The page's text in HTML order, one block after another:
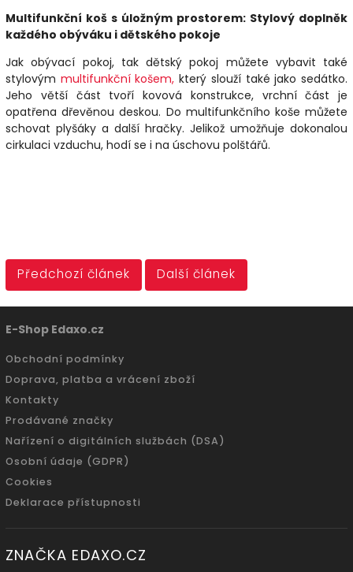
Multifunkční koš s úložným prostorem: Stylový doplněk
každého obýváku i dětského pokoje
Jak obývací pokoj, tak dětský pokoj můžete vybavit také
stylovým multifunkční košem, který slouží také jako sedátko.
Jeho větší část tvoří kovová konstrukce, vrchní část je
opatřena dřevěnou deskou. Do multifunkčního koše můžete
schovat plyšáky a další hračky. Jelikož umožňuje dokonalou
cirkulaci vzduchu, hodí se i na úschovu polštářů.
Předchozí článek Další článek
E-Shop Edaxo.cz
Obchodní podmínky
Doprava, platba a vrácení zboží
Kontakty
Prodávané značky
Nařízení o digitálních službách (DSA)
Osobní údaje (GDPR)
Cookies
Deklarace přístupnosti
ZNAČKA EDAXO.CZ